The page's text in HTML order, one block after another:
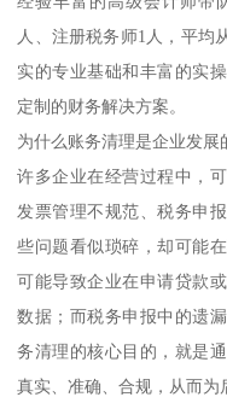
人、注册税务师1人，平均
实的专业基础和丰富的实
定制的财务解决方案。
为什么账务清理是企业发展
许多企业在经营过程中，
发票管理不规范、税务申
些问题看似琐碎，却可能
可能导致企业在申请贷款
数据；而税务申报中的遗
务清理的核心目的，就是
真实、准确、合规，从而为